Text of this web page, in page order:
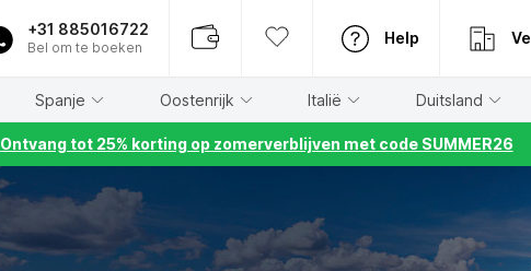
+31 885016722
Bel om te boeken
Help
Spanje Oostenrijk Italië Duitsland
Ontvang tot 25% korting op zomerverblijven met code SUMMER26